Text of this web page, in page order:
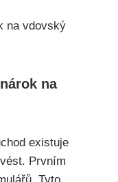
na
existuje
Prvním